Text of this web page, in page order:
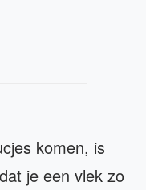
komen, is
je een vlek zo